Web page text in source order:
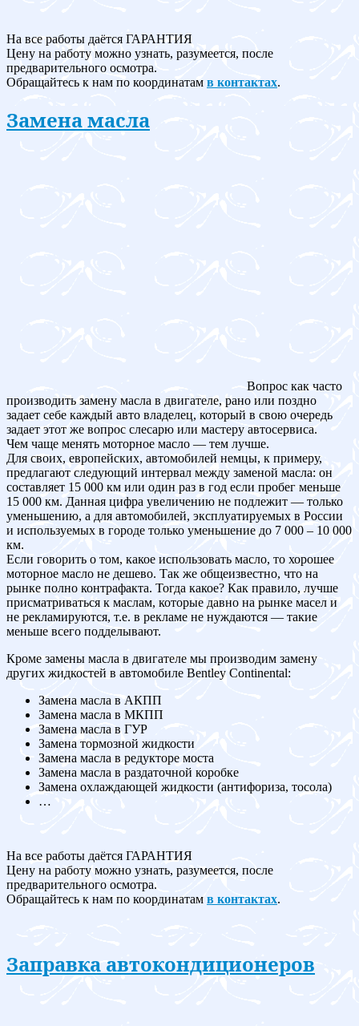
На все работы даётся ГАРАНТИЯ
Цену на работу можно узнать, разумеется, после
предварительного осмотра.
Обращайтесь к нам по координатам в контактах.
Замена масла
Вопрос как часто
производить замену масла в двигателе, рано или поздно
задает себе каждый авто владелец, который в свою очередь
задает этот же вопрос слесарю или мастеру автосервиса.
Чем чаще менять моторное масло — тем лучше.
Для своих, европейских, автомобилей немцы, к примеру,
предлагают следующий интервал между заменой масла: он
составляет 15 000 км или один раз в год если пробег меньше
15 000 км. Данная цифра увеличению не подлежит — только
уменьшению, а для автомобилей, эксплуатируемых в России
и используемых в городе только уменьшение до 7 000 – 10 000
км.
Если говорить о том, какое использовать масло, то хорошее
моторное масло не дешево. Так же общеизвестно, что на
рынке полно контрафакта. Тогда какое? Как правило, лучше
присматриваться к маслам, которые давно на рынке масел и
не рекламируются, т.е. в рекламе не нуждаются — такие
меньше всего подделывают.
Кроме замены масла в двигателе мы производим замену
других жидкостей в автомобиле Bentley Continental:
Замена масла в АКПП
Замена масла в МКПП
Замена масла в ГУР
Замена тормозной жидкости
Замена масла в редукторе моста
Замена масла в раздаточной коробке
Замена охлаждающей жидкости (антифориза, тосола)
…
На все работы даётся ГАРАНТИЯ
Цену на работу можно узнать, разумеется, после
предварительного осмотра.
Обращайтесь к нам по координатам в контактах.
Заправка автокондиционеров